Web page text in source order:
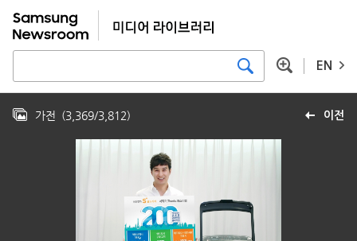
EN
이전
가전 (3,369/3,812)